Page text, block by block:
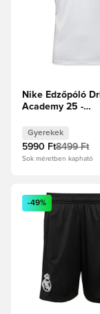
Nike Edzőpóló
Academy 25 -
Gyerek
Gyerekek
5990 Ft8499 Ft
Sok méretben kapható
Megnyit egy
-49%